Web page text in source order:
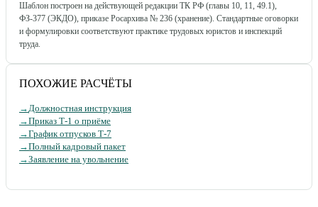
Шаблон построен на действующей редакции ТК РФ (главы 10, 11, 49.1),
ФЗ-377 (ЭКДО), приказе Росархива № 236 (хранение). Стандартные оговорки
и формулировки соответствуют практике трудовых юристов и инспекций
труда.
ПОХОЖИЕ РАСЧЁТЫ
→Должностная инструкция
→Приказ Т-1 о приёме
→График отпусков Т-7
→Полный кадровый пакет
→Заявление на увольнение